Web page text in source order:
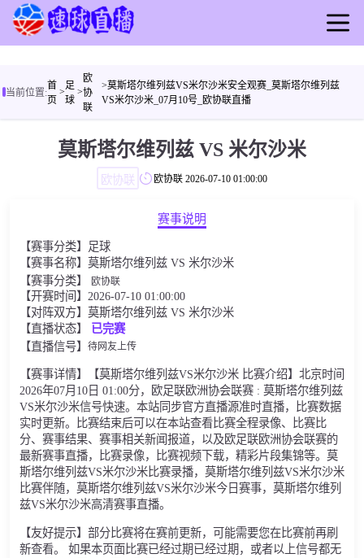
当前位置:
首
页
>
足
球
>
欧
协
联
>莫斯塔尔维列兹VS米尔沙米安全观赛_莫斯塔尔维列兹
VS米尔沙米_07月10号_欧协联直播
莫斯塔尔维列兹 VS 米尔沙米
欧协联 欧协联 2026-07-10 01:00:00
赛事说明
【赛事分类】
足球
【赛事名称】莫斯塔尔维列兹 VS 米尔沙米
【赛事分类】
欧协联
【开赛时间】2026-07-10 01:00:00
【对阵双方】莫斯塔尔维列兹 VS 米尔沙米
【直播状态】
已完赛
【直播信号】 待网友上传
【赛事详情】【莫斯塔尔维列兹VS米尔沙米 比赛介绍】北京时间
2026年07月10日 01:00分，欧足联欧洲协会联赛 : 莫斯塔尔维列兹
VS米尔沙米信号快速。本站同步官方直播源准时直播，比赛数据
实时更新。比赛结束后可以在本站查看比赛全程录像、比赛比
分、赛事结果、赛事相关新闻报道，以及欧足联欧洲协会联赛的
最新赛事直播，比赛录像，比赛视频下载，精彩片段集锦等。莫
斯塔尔维列兹VS米尔沙米比赛录播，莫斯塔尔维列兹VS米尔沙米
比赛伴随，莫斯塔尔维列兹VS米尔沙米今日赛事，莫斯塔尔维列
兹VS米尔沙米高清赛事直播。
【友好提示】部分比赛将在赛前更新，可能需要您在比赛前再刷
新查看。 如果本页面比赛已经过期已经过期，或者以上信号都无